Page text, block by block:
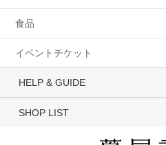
食品
イベントチケット
HELP & GUIDE
SHOP LIST